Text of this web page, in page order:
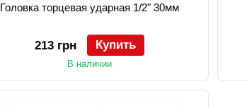
Головка торцевая ударная 1/2" 30мм
213 грн Купить
В наличии